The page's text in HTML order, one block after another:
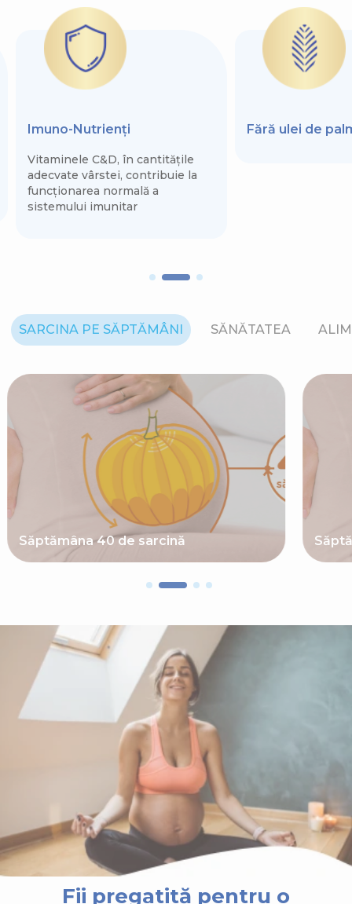
Imuno-Nutrienți
Vitaminele C&D, în cantitățile
adecvate vârstei, contribuie la
funcționarea normală a
sistemului imunitar
Fără ulei de
SARCINA PE SĂPTĂMÂNI SĂNĂTATEA
Săptămâna 40 de sarcină
Fii pregatită pentru o